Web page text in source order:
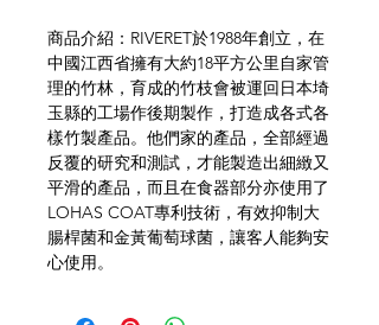
商品介紹：RIVERET於1988年創立，在
中國江西省擁有大約18平方公里自家管
理的竹林，育成的竹枝會被運回日本埼
玉縣的工場作後期製作，打造成各式各
樣竹製產品。他們家的產品，全部經過
反覆的研究和測試，才能製造出細緻又
平滑的產品，而且在食器部分亦使用了
LOHAS COAT專利技術，有效抑制大
腸桿菌和金黃葡萄球菌，讓客人能夠安
心使用。